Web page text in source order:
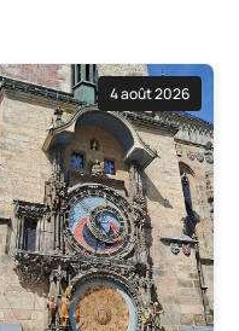
4 août 2026